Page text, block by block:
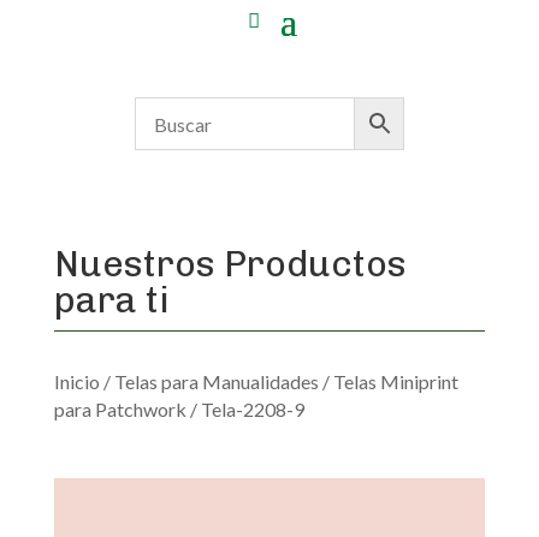
Nuestros Productos
para ti
Inicio / Telas para Manualidades / Telas Miniprint
para Patchwork / Tela-2208-9